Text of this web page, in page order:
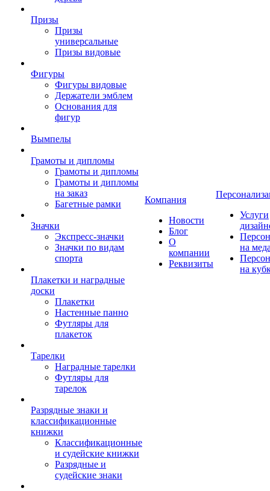
Призы
Призы
универсальные
Призы видовые
Фигуры
Фигуры видовые
Держатели эмблем
Основания для
фигур
Вымпелы
Грамоты и дипломы
Грамоты и дипломы
Грамоты и дипломы
на заказ
Багетные рамки
Значки
Экспресс-значки
Значки по видам
спорта
Плакетки и наградные
доски
Плакетки
Настенные панно
Футляры для
плакеток
Тарелки
Наградные тарелки
Футляры для
тарелок
Разрядные знаки и
классификационные
книжки
Классификационные
и судейские книжки
Разрядные и
судейские знаки
Компания
Новости
Блог
О
компании
Реквизиты
Услуги
на
на